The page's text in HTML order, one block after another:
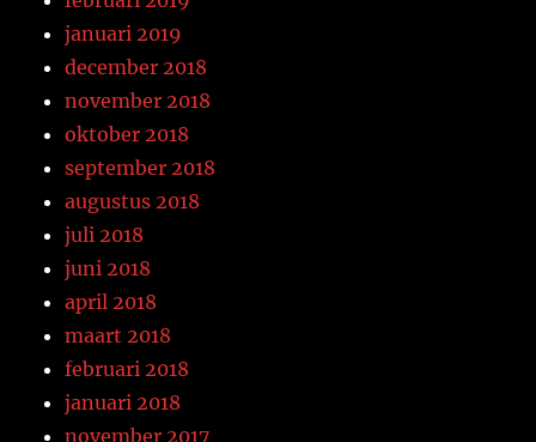
januari 2019
december 2018
november 2018
oktober 2018
september 2018
augustus 2018
juli 2018
juni 2018
april 2018
maart 2018
februari 2018
januari 2018
november 2017